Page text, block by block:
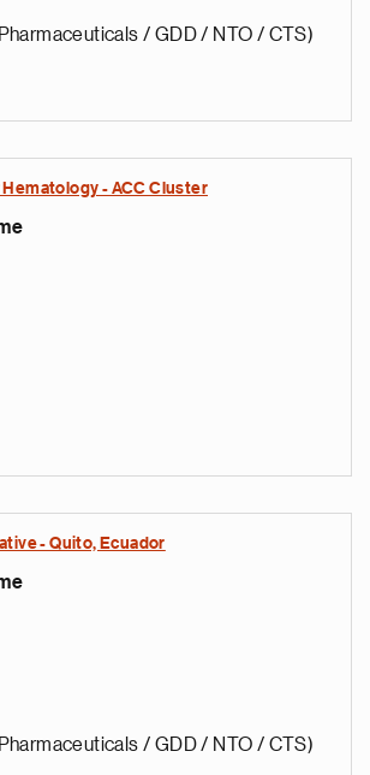
/ GDD / NTO / CTS)
Hematology - ACC Cluster
- Quito, Ecuador
/ GDD / NTO / CTS)